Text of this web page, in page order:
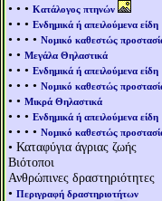
• • • Κατάλογος πτηνών
• • • Ενδημικά ή απειλούμενα είδη
• • • • Νομικό καθεστώς
• • Μεγάλα Θηλαστικά
• • • Ενδημικά ή απειλούμενα είδη
• • • • Νομικό καθεστώς
• • Μικρά Θηλαστικά
• • • Ενδημικά ή απειλούμενα είδη
• • • • Νομικό καθεστώς
• Καταφύγια άγριας ζωής
Βιότοποι
Ανθρώπινες δραστηριότητες
• Περιγραφή δραστηριοτήτων